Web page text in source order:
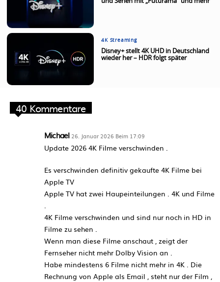
4K Streaming
Disney+ stellt 4K UHD in Deutschland
wieder her – HDR folgt später
40 Kommentare
Michael 26. Januar 2026 Beim 17:09
Update 2026 4K Filme verschwinden .
Es verschwinden definitiv gekaufte 4K Filme bei
Apple TV
Apple TV hat zwei Haupeinteilungen . 4K und Filme
.
4K Filme verschwinden und sind nur noch in HD in
Filme zu sehen .
Wenn man diese Filme anschaut , zeigt der
Fernseher nicht mehr Dolby Vision an .
Habe mindestens 6 Filme nicht mehr in 4K . Die
Rechnung von Apple als Email , steht nur der Film ,